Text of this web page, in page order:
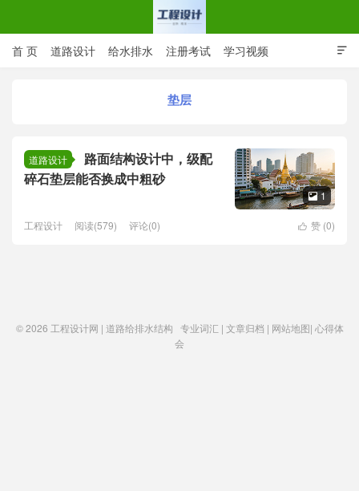

首 页 道路设计 给水排水 注册考试 学习视频
垫层
道路设计
路面结构设计中，级配
碎石垫层能否换成中粗砂
 1
 赞 (0)
工程设计 阅读(579) 评论(0)
© 2026 工程设计网 | 道路给排水结构 专业词汇 | 文章归档 | 网站地图| 心得体
会